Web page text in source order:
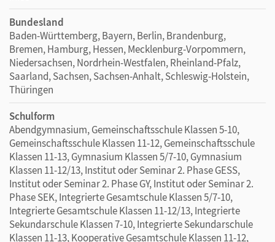
Bundesland
Baden-Württemberg, Bayern, Berlin, Brandenburg,
Bremen, Hamburg, Hessen, Mecklenburg-Vorpommern,
Niedersachsen, Nordrhein-Westfalen, Rheinland-Pfalz,
Saarland, Sachsen, Sachsen-Anhalt, Schleswig-Holstein,
Thüringen
Schulform
Abendgymnasium, Gemeinschaftsschule Klassen 5-10,
Gemeinschaftsschule Klassen 11-12, Gemeinschaftsschule
Klassen 11-13, Gymnasium Klassen 5/7-10, Gymnasium
Klassen 11-12/13, Institut oder Seminar 2. Phase GESS,
Institut oder Seminar 2. Phase GY, Institut oder Seminar 2.
Phase SEK, Integrierte Gesamtschule Klassen 5/7-10,
Integrierte Gesamtschule Klassen 11-12/13, Integrierte
Sekundarschule Klassen 7-10, Integrierte Sekundarschule
Klassen 11-13, Kooperative Gesamtschule Klassen 11-12,